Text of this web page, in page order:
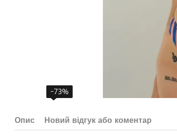
−73%
Опис Новий відгук або коментар